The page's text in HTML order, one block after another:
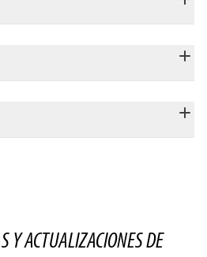
Y ACTUALIZACIONES DE